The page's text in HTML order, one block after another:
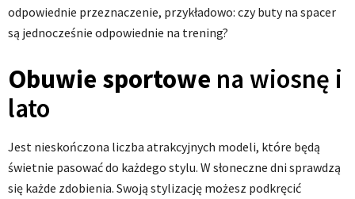
odpowiednie przeznaczenie, przykładowo: czy buty na spacer
są jednocześnie odpowiednie na trening?
Obuwie sportowe na wiosnę i
lato
Jest nieskończona liczba atrakcyjnych modeli, które będą
świetnie pasować do każdego stylu. W słoneczne dni sprawdzą
się każde zdobienia. Swoją stylizację możesz podkręcić